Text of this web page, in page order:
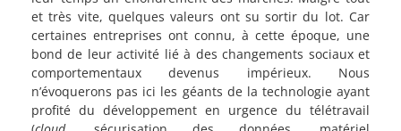
et très vite, quelques valeurs ont su sortir du lot. Car
certaines entreprises ont connu, à cette époque, une
bond de leur activité lié à des changements sociaux et
comportementaux devenus impérieux. Nous
n’évoquerons pas ici les géants de la technologie ayant
profité du développement en urgence du télétravail